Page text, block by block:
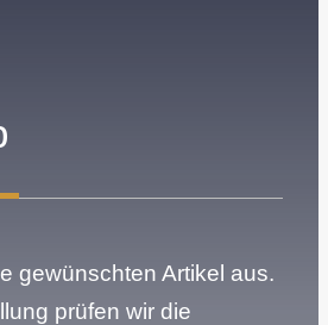
gewünschten Artikel aus.
prüfen wir die